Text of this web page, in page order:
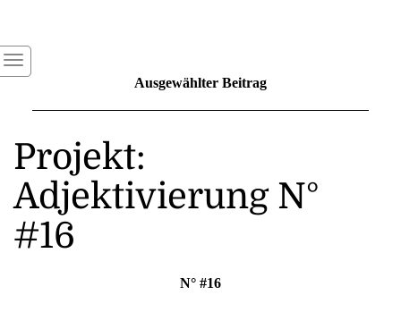
Ausgewählter Beitrag
Projekt:
Adjektivierung N°
#16
N° #16